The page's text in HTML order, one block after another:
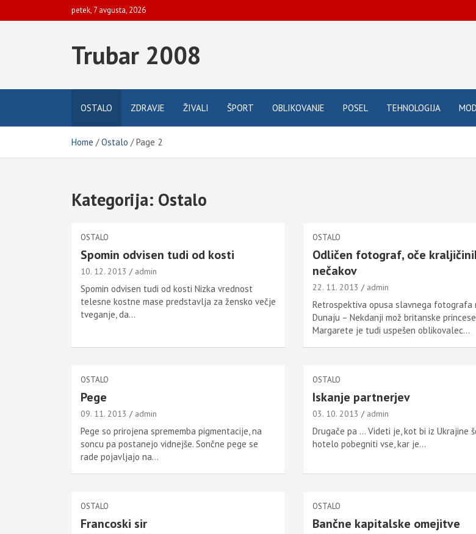
to
petek, 7 avgusta, 2026
Trubar 2008
OSTALO ZDRAVJE ŽIVALI ŠPORT OBLIKOVANJE POSEL TEHNOLOGIJA
Home Ostalo Page 2
Kategorija: Ostalo
OSTALO
Spomin odvisen tudi od kosti
10. 12. 2013 admin
Spomin odvisen tudi od kosti Nizka vrednost
telesne kostne mase predstavlja za žensko večje
tveganje, da…
OSTALO
Odličen fotograf, oče
nečakov
22. 11. 2013 admin
Retrospektiva opusa slavnega fotografa
Dunaju – Nekdanji mož britanske princese
Margarete je tudi uspešen oblikovalec…
OSTALO
Pege
09. 11. 2013 admin
Pege so prirojena sprememba pigmentacije, na
soncu pa postanejo vidnejše. Sončne pege se
rade pojavljajo na…
OSTALO
Iskanje partnerjev
03. 10. 2013 admin
Drugače pa … Videti je, kot bi iz Ukrajine
hotelo pobegniti vse, kar je…
OSTALO
Francoski sir
OSTALO
Bančne kapitalske omejitve